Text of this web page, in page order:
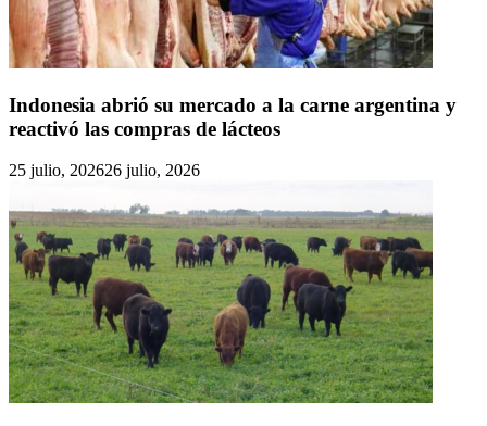
Indonesia abrió su mercado a la carne argentina y
reactivó las compras de lácteos
25 julio, 202626 julio, 2026